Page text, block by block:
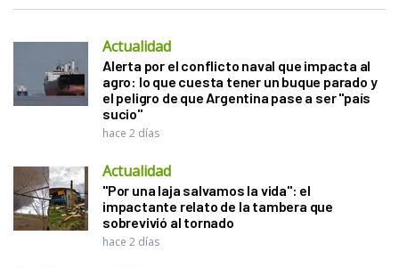
Actualidad
Alerta por el conflicto naval que impacta al
agro: lo que cuesta tener un buque parado y
el peligro de que Argentina pase a ser "país
sucio"
hace 2 días
Actualidad
"Por una laja salvamos la vida": el
impactante relato de la tambera que
sobrevivió al tornado
hace 2 días